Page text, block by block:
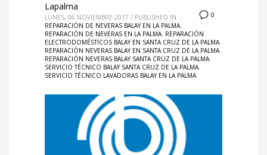
0
Lapalma
LUNES, 06 NOVIEMBRE 2017 / PUBLISHED IN
REPARACIÓN DE NEVERAS BALAY EN LA PALMA,
REPARACIÓN DE NEVERAS EN LA PALMA, REPARACIÓN
ELECTRODOMÉSTICOS BALAY EN SANTA CRUZ DE LA PALMA,
REPARACIÓN NEVERAS BALAY EN SANTA CRUZ DE LA PALMA,
REPARACIÓN NEVERAS BALAY SANTA CRUZ DE LA PALMA,
SERVICIO TÉCNICO BALAY SANTA CRUZ DE LA PALMA,
SERVICIO TÉCNICO LAVADORAS BALAY EN LA PALMA